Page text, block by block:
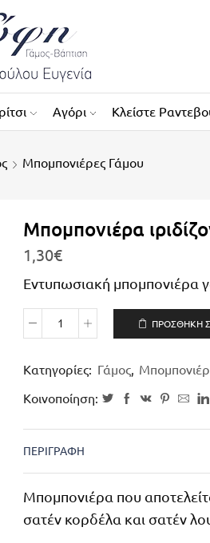
Αγόρι Κλείστε
Μπομπονιέρες Γάμου
Μπομπονιέρα
1,30€
Εντυπωσιακή μπομπονιέρα
ΠΡΟΣΘΉΚΗ
Κατηγορίες: Γάμος,
Κοινοποίηση:
ΠΕΡΙΓΡΑΦΉ
Μπομπονιέρα που
σατέν κορδέλα και σατέν